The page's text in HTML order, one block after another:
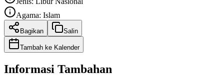
Agama: Islam
Bagikan Salin
Tambah ke Kalender
Informasi Tambahan